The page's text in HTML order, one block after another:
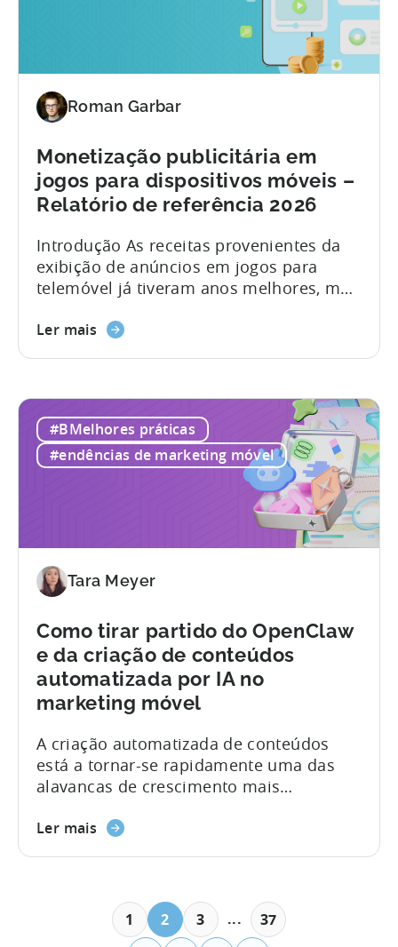
Roman Garbar
Monetização publicitária em
jogos para dispositivos móveis –
Relatório de referência 2026
Introdução As receitas provenientes da
exibição de anúncios em jogos para
telemóvel já tiveram anos melhores, mas
de receitas de anúncios continuam a ser
uma mistura de publicidade na aplicação
(IAA) e compras na aplicação (IAP).
Embora os especialistas continuem a
debater o rácio realista entre IAA e IAP,
Ler mais
#BMelhores práticas
#endências de marketing móvel
Tara Meyer
Como tirar partido do OpenClaw
e da criação de conteúdos
automatizada por IA no
marketing móvel
A criação automatizada de conteúdos
está a tornar-se rapidamente uma das
alavancas de crescimento mais
entanto, a maioria das equipas continua
plataformas, enquanto tentam
acompanhar um ciclo de conteúdos cada
Ler mais
1 2 3 ... 37